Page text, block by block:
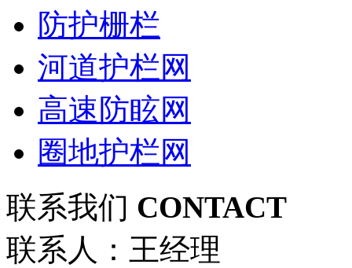
防护栅栏
河道护栏网
高速防眩网
圈地护栏网
联系我们 CONTACT
联系人：王经理